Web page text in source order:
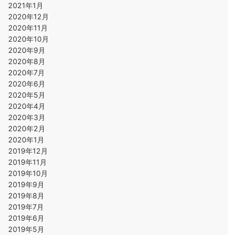
2021年1月
2020年12月
2020年11月
2020年10月
2020年9月
2020年8月
2020年7月
2020年6月
2020年5月
2020年4月
2020年3月
2020年2月
2020年1月
2019年12月
2019年11月
2019年10月
2019年9月
2019年8月
2019年7月
2019年6月
2019年5月